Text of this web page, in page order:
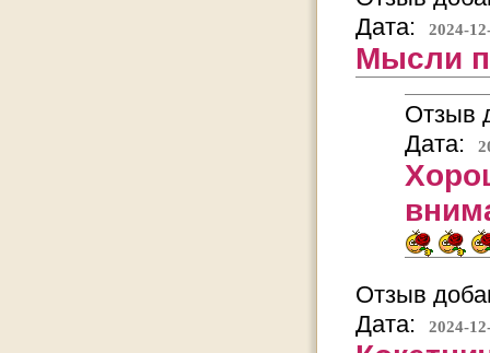
Дата:
2024-
Мысли
Отзыв
Дата:
Отзыв
Дата:
2024-